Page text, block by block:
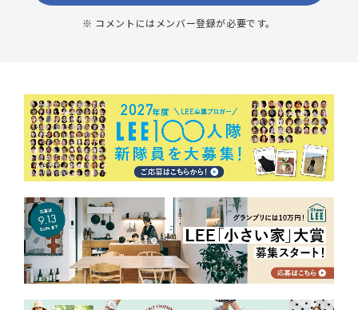
※ コメントにはメンバー登録が必要です。